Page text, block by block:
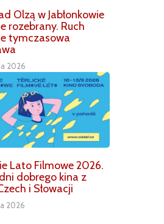
Olzą w Jabłonkowie
rozebrany. Ruch
tymczasowa
2026
Lato Filmowe 2026.
dobrego kina z
i Słowacji
2026